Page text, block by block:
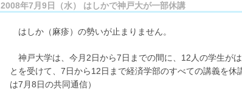
2008年7月9日（水） はしかで神戸大が一部休講
はしか（麻疹）の勢いが止まりません。
神戸大学は、今月2日から7日までの間に、12人の学生が
とを受けて、7日から12日まで経済学部のすべての講義を
は7月8日の共同通信）